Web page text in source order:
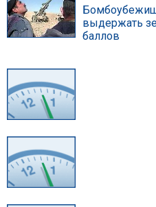
выдержать
баллов